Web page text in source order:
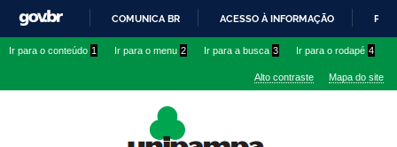
conteúdo
IR
O
COMUNICA BR ACESSO À INFORMAÇÃO
Ir para o conteúdo 1 Ir para o menu 2 Ir para a busca 3 Ir para o rodapé 4
Alto contraste Mapa do site